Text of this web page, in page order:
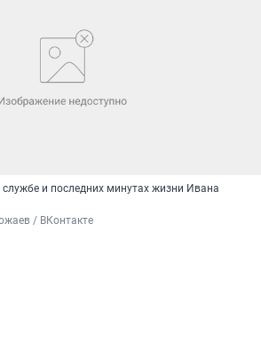
службе и последних минутах жизни Ивана
/ ВКонтакте